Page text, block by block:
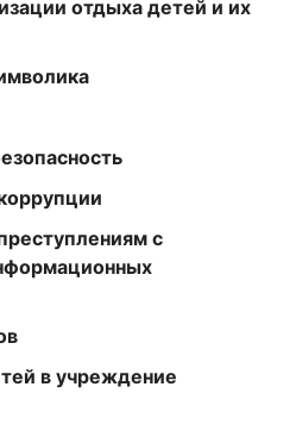
отдыха детей и их
с
в учреждение